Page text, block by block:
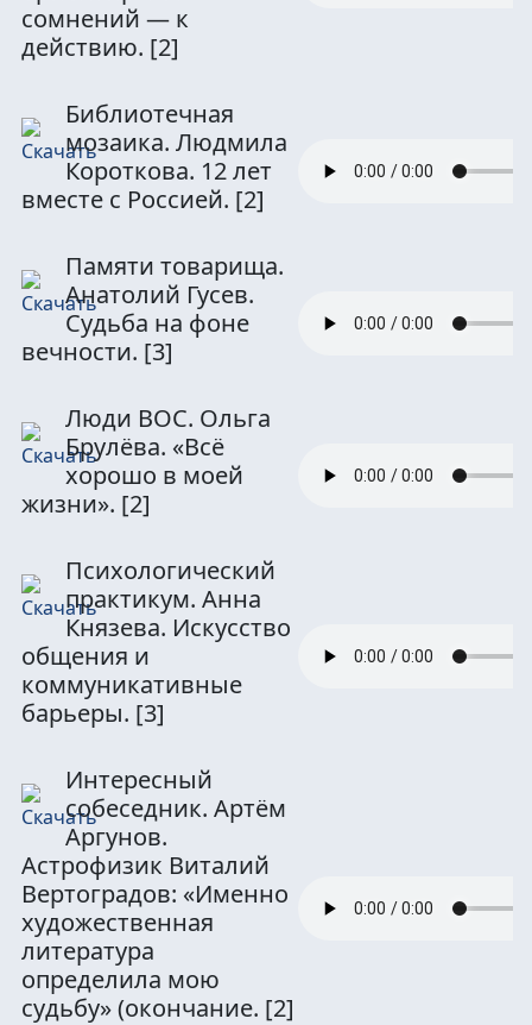
сомнений — к
действию. [2]
Библиотечная
мозаика. Людмила
Короткова. 12 лет
вместе с Россией. [2]
Памяти товарища.
Анатолий Гусев.
Судьба на фоне
вечности. [3]
Люди ВОС. Ольга
Брулёва. «Всё
хорошо в моей
жизни». [2]
Психологический
практикум. Анна
Князева. Искусство
общения и
коммуникативные
барьеры. [3]
Интересный
собеседник. Артём
Аргунов.
Астрофизик Виталий
Вертоградов: «Именно
художественная
литература
определила мою
судьбу» (окончание. [2]